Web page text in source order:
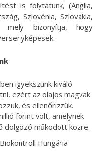
is folytatunk, (Anglia,
Szlovénia, Szlovákia,
mely bizonyítja, hogy
igyekszünk kiváló
ezért az olajos magvak
és ellenőrizzük.
forint volt, amelynek
dolgozó működött közre.
Hungária